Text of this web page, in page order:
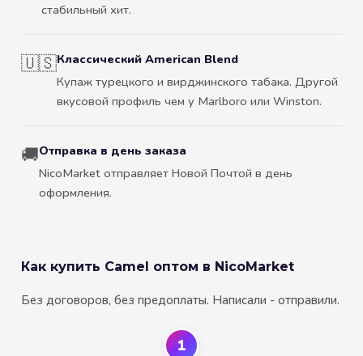
стабильный хит.
🇺🇸Классический American Blend
Купаж турецкого и вирджинского табака. Другой
вкусовой профиль чем у Marlboro или Winston.
🚚Отправка в день заказа
NicoMarket отправляет Новой Почтой в день
оформления.
Как купить Camel оптом в NicoMarket
Без договоров, без предоплаты. Написали - отправили.
1